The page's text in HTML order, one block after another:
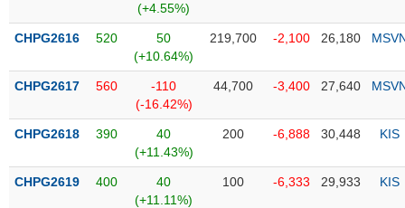
chi
tiết
Tổng
quan
Giao
dịch
Tài
chính
(+4.55%)
CHPG2616 520
50
(+10.64%)
219,700 -2,100 26,180
CHPG2617 560
-110
(-16.42%)
44,700 -3,400 27,640
CHPG2618 390
40
(+11.43%)
200 -6,888 30,448 KIS
CHPG2619 400
40
(+11.11%)
100 -6,333 29,933 KIS
Ngành
(-)
VS-